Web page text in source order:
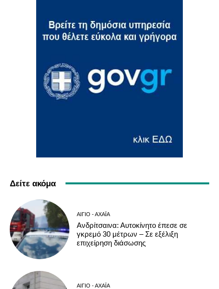
Δείτε ακόμα
ΑΊΓΙΟ - ΑΧΑΪ́Α
Ανδρίτσαινα: Αυτοκίνητο έπεσε σε
γκρεμό 30 μέτρων – Σε εξέλιξη
επιχείρηση διάσωσης
ΑΊΓΙΟ - ΑΧΑΪ́Α